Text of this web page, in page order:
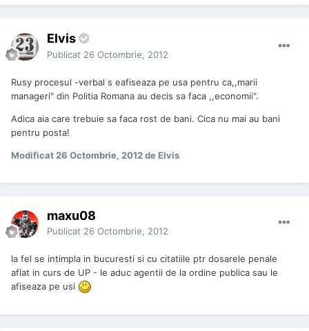
Elvis
Publicat 26 Octombrie, 2012
Rusy procesul -verbal s eafiseaza pe usa pentru ca,,marii
manageri" din Politia Romana au decis sa faca ,,economii".
Adica aia care trebuie sa faca rost de bani. Cica nu mai au bani
pentru posta!
Modificat 26 Octombrie, 2012de Elvis
maxu08
Publicat 26 Octombrie, 2012
la fel se intimpla in bucuresti si cu citatiile ptr dosarele penale
aflat in curs de UP - le aduc agentii de la ordine publica sau le
afiseaza pe usi